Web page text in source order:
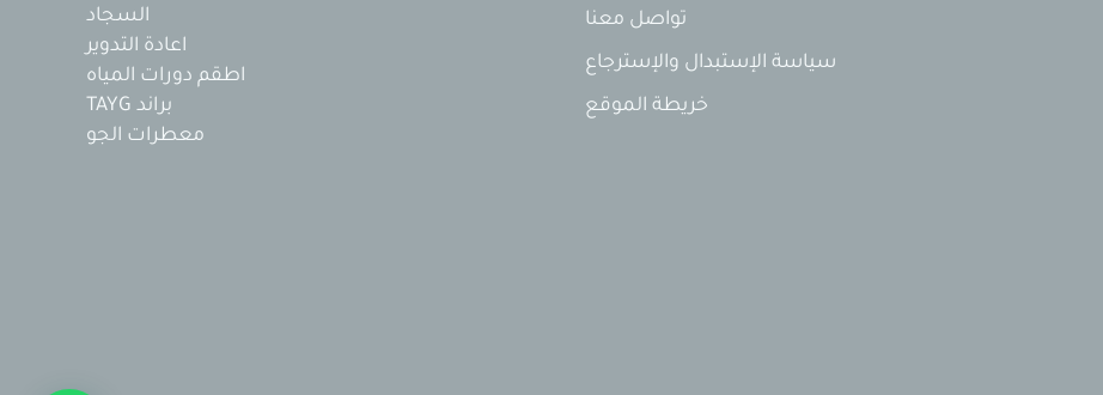
تواصل معنا
سياسة الإستبدال والإسترجاع
خريطة الموقع
السجاد
اعادة التدوير
اطقم دورات المياه
براند TAYG
معطرات الجو